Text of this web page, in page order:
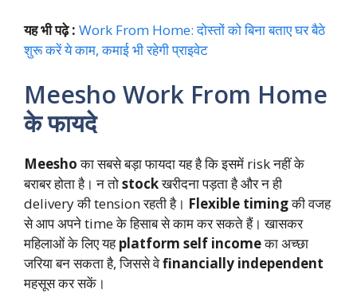
यह भी पढ़े : Work From Home: दोस्तों को बिना बताए घर बैठे
शुरू करें ये काम, कमाई भी रहेगी प्राइवेट
Meesho Work From Home
के फायदे
Meeshoका सबसे बड़ा फायदा यह है कि इसमें risk नहीं के
बराबर होता है। न तोstockखरीदना पड़ता है और न ही
delivery की tension रहती है। Flexible timingकी वजह
से आप अपने time के हिसाब से काम कर सकते हैं। खासकर
महिलाओं के लिए यहplatform self incomeका अच्छा
जरिया बन सकता है, जिससे वेfinancially independent
महसूस कर सकें।